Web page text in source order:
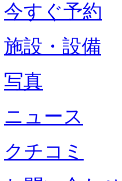
今すぐ予約
施設・設備
写真
ニュース
クチコミ